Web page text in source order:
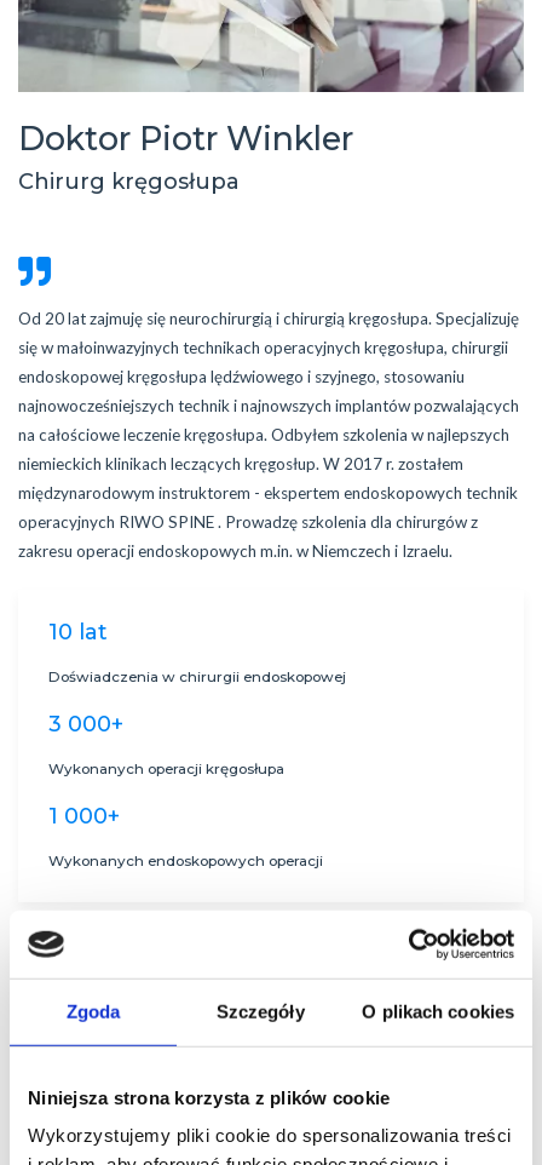
Zgoda Szczegóły O plikach cookies
Niniejsza strona korzysta z plików cookie
Wykorzystujemy pliki cookie do spersonalizowania treści
Doktor Piotr Winkler
Chirurg kręgosłupa
Od 20 lat zajmuję się neurochirurgią i chirurgią kręgosłupa. Specjalizuję
się w małoinwazyjnych technikach operacyjnych kręgosłupa, chirurgii
endoskopowej kręgosłupa lędźwiowego i szyjnego, stosowaniu
najnowocześniejszych technik i najnowszych implantów pozwalających
na całościowe leczenie kręgosłupa. Odbyłem szkolenia w najlepszych
niemieckich klinikach leczących kręgosłup. W 2017 r. zostałem
międzynarodowym instruktorem - ekspertem endoskopowych technik
operacyjnych RIWO SPINE . Prowadzę szkolenia dla chirurgów z
zakresu operacji endoskopowych m.in. w Niemczech i Izraelu.
10 lat
Doświadczenia w chirurgii endoskopowej
3 000+
Wykonanych operacji kręgosłupa
1 000+
Wykonanych endoskopowych operacji
Operacja endoskopowa zmienia życie pacjentów.